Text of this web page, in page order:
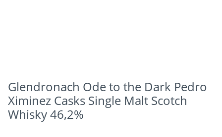
Glendronach Ode to the Dark Pedro
Ximinez Casks Single Malt Scotch
Whisky 46,2%